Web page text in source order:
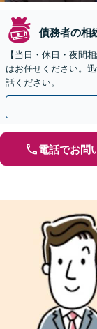
債務者の相
【当日・休日・夜間
はお任せください。
話ください。
電話でお問